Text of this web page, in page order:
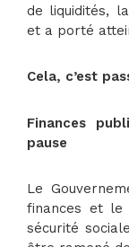
de liquidités,
et a porté
Cela, c’est
Finances
pause
Le
finances et
sécurité